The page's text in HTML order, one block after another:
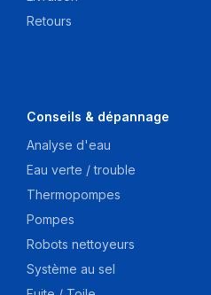
Retours
Conseils & dépannage
Analyse d'eau
Eau verte / trouble
Thermopompes
Pompes
Robots nettoyeurs
Système au sel